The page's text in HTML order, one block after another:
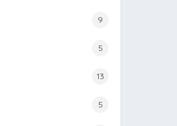
9
5
13
5